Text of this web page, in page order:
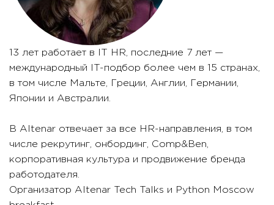
13 лет работает в IT HR, последние 7 лет —
международный IT-подбор более чем в 15 странах,
в том числе Мальте, Греции, Англии, Германии,
Японии и Австралии.
В Altenar отвечает за все HR-направления, в том
числе рекрутинг, онбординг, Comp&Ben,
корпоративная культура и продвижение бренда
работодателя.
Организатор Altenar Tech Talks и Python Moscow